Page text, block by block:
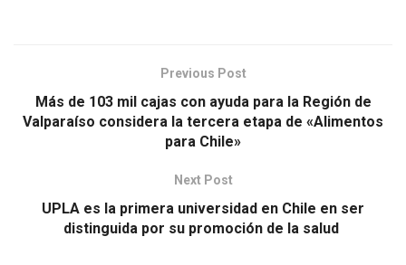
Previous Post
Más de 103 mil cajas con ayuda para la Región de
Valparaíso considera la tercera etapa de «Alimentos
para Chile»
Next Post
UPLA es la primera universidad en Chile en ser
distinguida por su promoción de la salud